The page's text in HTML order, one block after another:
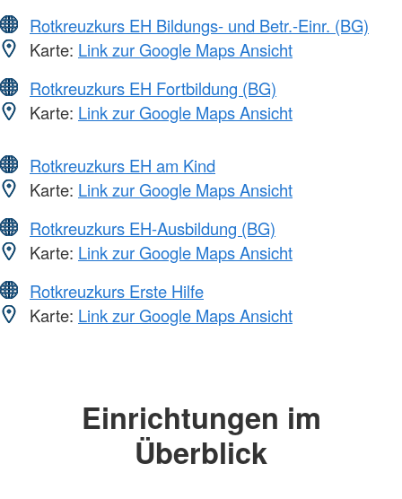
Rotkreuzkurs EH Bildungs- und Betr.-Einr. (BG)
Karte: Link zur Google Maps Ansicht
Rotkreuzkurs EH Fortbildung (BG)
Karte: Link zur Google Maps Ansicht
Rotkreuzkurs EH am Kind
Karte: Link zur Google Maps Ansicht
Rotkreuzkurs EH-Ausbildung (BG)
Karte: Link zur Google Maps Ansicht
Rotkreuzkurs Erste Hilfe
Karte: Link zur Google Maps Ansicht
Einrichtungen im
Überblick